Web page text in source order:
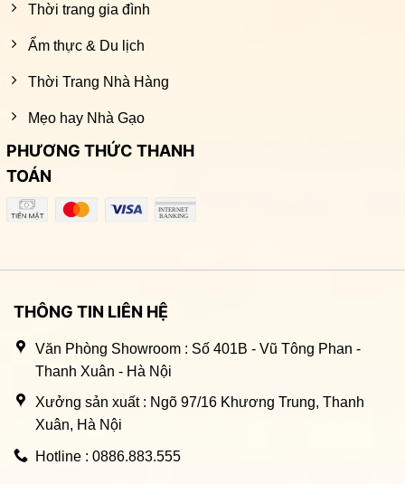
Thời trang gia đình
Ẩm thực & Du lịch
Thời Trang Nhà Hàng
Mẹo hay Nhà Gạo
PHƯƠNG THỨC THANH
TOÁN
THÔNG TIN LIÊN HỆ
Văn Phòng Showroom : Số 401B - Vũ Tông Phan -
Thanh Xuân - Hà Nội
Xưởng sản xuất : Ngõ 97/16 Khương Trung, Thanh
Xuân, Hà Nội
Hotline : 0886.883.555